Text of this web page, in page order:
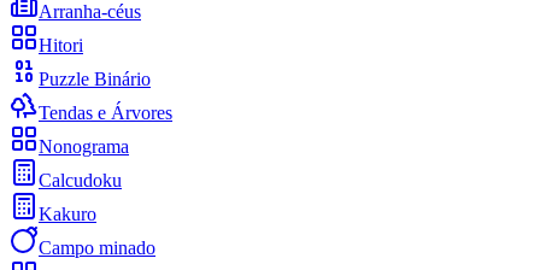
Arranha-céus
Hitori
Puzzle Binário
Tendas e Árvores
Nonograma
Calcudoku
Kakuro
Campo minado